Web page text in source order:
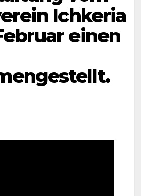
Ichkeria
einen